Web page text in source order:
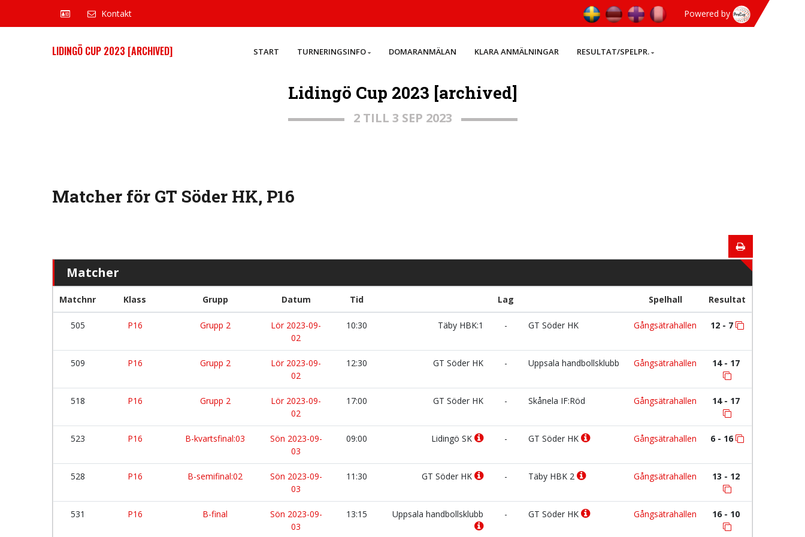
Kontakt Powered by
LIDINGÖ CUP 2023 [ARCHIVED] START TURNERINGSINFO DOMARANMÄLAN KLARA ANMÄLNINGAR RESULTAT/SPELPR.
Lidingö Cup 2023 [archived]
2 TILL 3 SEP 2023
Matcher för GT Söder HK, P16
Matcher
Matchnr Klass Grupp Datum Tid Lag Spelhall Resultat
505 P16 Grupp 2
Lör 2023-09-
02
10:30 Täby HBK:1 - GT Söder HK Gångsätrahallen 12 - 7
509 P16 Grupp 2
Lör 2023-09-
02
12:30 GT Söder HK - Uppsala handbollsklubb Gångsätrahallen 14 - 17
518 P16 Grupp 2
Lör 2023-09-
02
17:00 GT Söder HK - Skånela IF:Röd Gångsätrahallen 14 - 17
523 P16 B-kvartsfinal:03
Sön 2023-09-
03
09:00 Lidingö SK - GT Söder HK Gångsätrahallen 6 - 16
528 P16 B-semifinal:02
Sön 2023-09-
03
11:30 GT Söder HK - Täby HBK 2 Gångsätrahallen 13 - 12
531 P16 B-final
Sön 2023-09-
03
13:15 Uppsala handbollsklubb - GT Söder HK Gångsätrahallen 16 - 10